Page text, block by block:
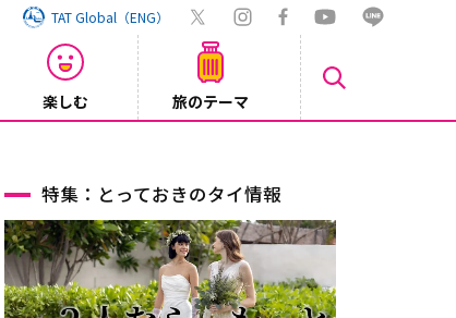
TAT Global（ENG）
楽しむ 旅のテーマ
特集：とっておきのタイ情報